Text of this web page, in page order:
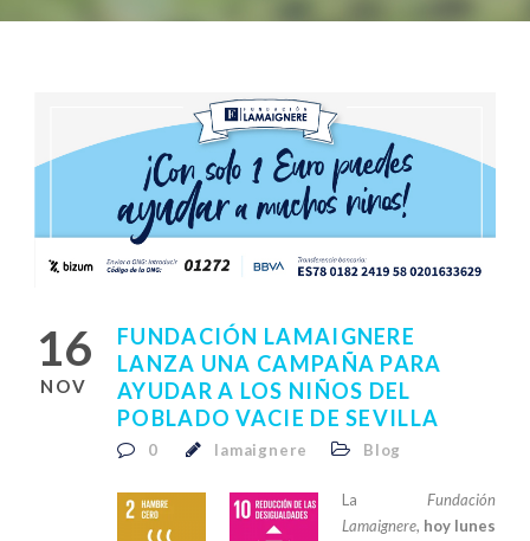
16
NOV
FUNDACIÓN LAMAIGNERE
LANZA UNA CAMPAÑA PARA
AYUDAR A LOS NIÑOS DEL
POBLADO VACIE DE SEVILLA
0 lamaignere Blog
La Fundación
Lamaignere, hoy lunes